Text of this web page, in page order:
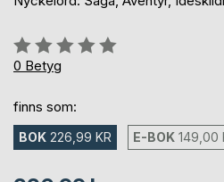
Betyg::
0%
0 Betyg
finns som:
BOK 226,99 KR E-BOK 149,00